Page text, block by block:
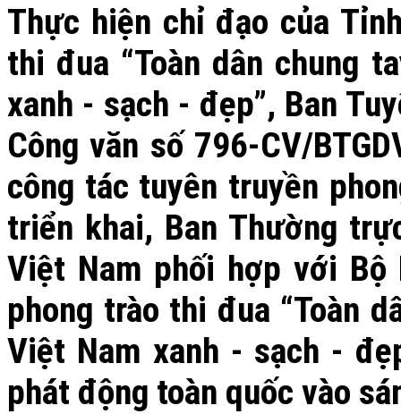
Thực hiện chỉ đạo của
thi đua “Toàn dân chung
xanh - sạch - đẹp”, Ban
Công văn số 796-CV/
công tác tuyên truyền
triển khai, Ban Thường
Việt Nam phối hợp với
phong trào thi đua “Toàn
Việt Nam xanh - sạch -
phát động toàn quốc vào